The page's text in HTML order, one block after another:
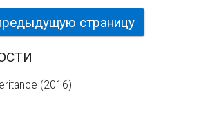
страницу
(2016)